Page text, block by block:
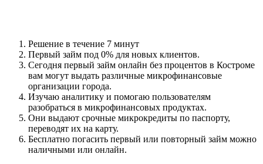
Решение в течение 7 минут
Первый займ под 0% для новых клиентов.
Сегодня первый займ онлайн без процентов в Костроме
вам могут выдать различные микрофинансовые
организации города.
Изучаю аналитику и помогаю пользователям
разобраться в микрофинансовых продуктах.
Они выдают срочные микрокредиты по паспорту,
переводят их на карту.
Бесплатно погасить первый или повторный займ можно
наличными или онлайн.